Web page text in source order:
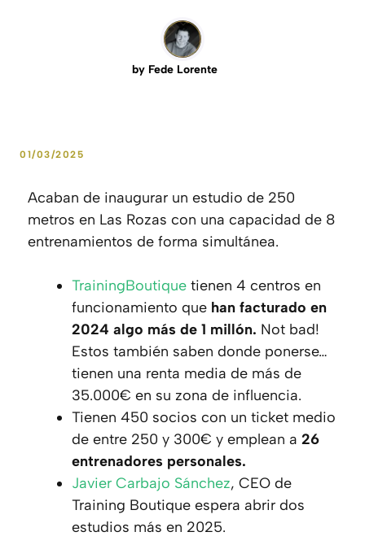
by Fede Lorente
01/03/2025
Acaban de inaugurar un estudio de 250
metros en Las Rozas con una capacidad de 8
entrenamientos de forma simultánea.
TrainingBoutique tienen 4 centros en
funcionamiento que han facturado en
2024 algo más de 1 millón. Not bad!
Estos también saben donde ponerse…
tienen una renta media de más de
35.000€ en su zona de influencia.
Tienen 450 socios con un ticket medio
de entre 250 y 300€ y emplean a 26
entrenadores personales.
Javier Carbajo Sánchez, CEO de
Training Boutique espera abrir dos
estudios más en 2025.